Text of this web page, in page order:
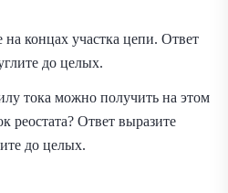
концах участка цепи. Ответ
до целых.
тока можно получить на этом
реостата? Ответ выразите
до целых.